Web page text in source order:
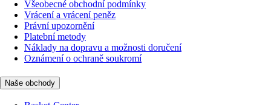
Všeobecné obchodní podmínky
Vrácení a vrácení peněz
Právní upozornění
Platební metody
Náklady na dopravu a možnosti doručení
Oznámení o ochraně soukromí
Naše obchody